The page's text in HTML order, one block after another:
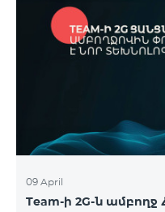
09 April
Team-ի 2G-ն